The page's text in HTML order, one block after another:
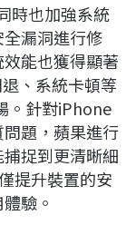
時也加強系統
漏洞進行修
能也獲得顯著
、系統卡頓等
。針對iPhone
題，蘋果進行
捉到更清晰細
提升裝置的安
驗。